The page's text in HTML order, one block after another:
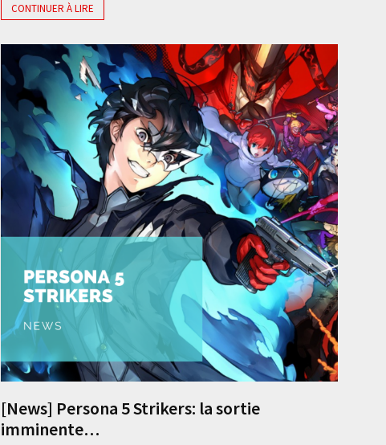
CONTINUER À LIRE
[News] Persona 5 Strikers: la sortie
imminente…